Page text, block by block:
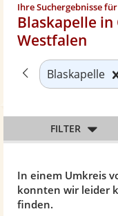
Ihre Suchergebnisse für
Blaskapelle
Westfalen
In einem Umkreis
konnten wir leider
finden.
Zurück zu
Blaskapelle
FILTER